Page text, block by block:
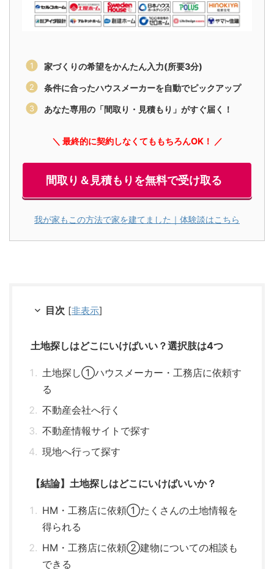
家づくりの希望をかんたん入力(所要3分)
条件に合ったハウスメーカーを自動でピックアップ
あなた専用の「間取り・見積もり」がすぐ届く！
＼ 最終的に契約しなくてももちろんOK！ ／
間取り＆見積もりを無料で受け取る
我が家もこの方法で家を建てました｜体験談はこちら
目次 [非表示]
土地探しはどこにいけばいい？選択肢は4つ
土地探し①ハウスメーカー・工務店に依頼す
る
不動産会社へ行く
不動産情報サイトで探す
現地へ行って探す
【結論】土地探しはどこにいけばいいか？
HM・工務店に依頼①たくさんの土地情報を
得られる
HM・工務店に依頼②建物についての相談も
できる